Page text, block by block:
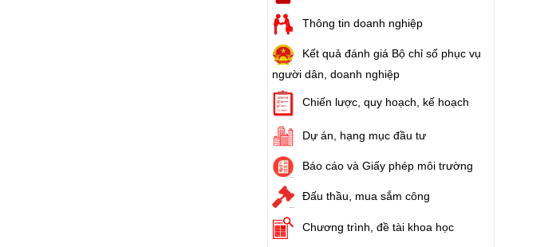
Thông tin doanh nghiệp
Kết quả đánh giá Bộ chỉ số phục vụ
người dân, doanh nghiệp
Chiến lược, quy hoạch, kế hoạch
Dự án, hạng mục đầu tư
Báo cáo và Giấy phép môi trường
Đấu thầu, mua sắm công
Chương trình, đề tài khoa học